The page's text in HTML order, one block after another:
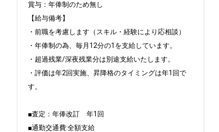
賞与：年俸制のため無し
【給与備考】
・前職を考慮します（スキル・経験により応相談）
・年俸制の為、毎月12分の1を支給しています。
・超過残業/深夜残業分は別途支給いたします。
・評価は年2回実施、昇降格のタイミングは年1回で
す。
■査定：年俸改訂　年1回
■通勤交通費:全額支給